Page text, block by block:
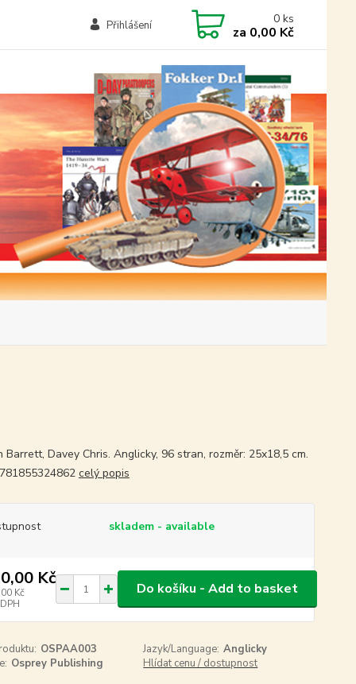
Přihlášení 0 ks
za 0,00 Kč
Barrett, Davey Chris. Anglicky, 96 stran, rozměr: 25x18,5 cm.
celý popis
skladem - available
Kč
Kč
Do košíku - Add to basket
OSPAA003 Jazyk/Language: Anglicky
Osprey Publishing Hlídat cenu / dostupnost